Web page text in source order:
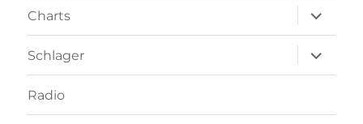
Charts
öffnen
Schlager
öffnen
Radio